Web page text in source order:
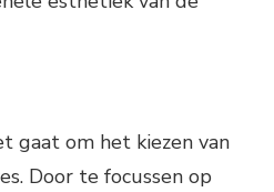
gaat om het kiezen van
Door te focussen op